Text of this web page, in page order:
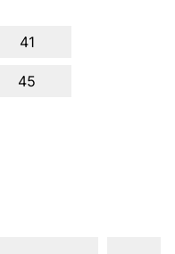
41
45